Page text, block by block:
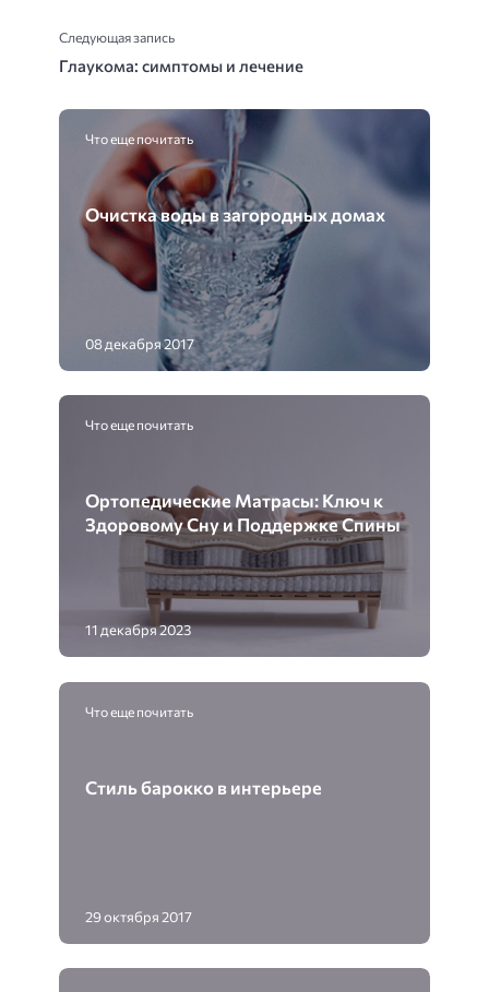
Следующая запись
Глаукома: симптомы и лечение
Что еще почитать
Очистка воды в загородных домах
08 декабря 2017
Что еще почитать
Ортопедические Матрасы: Ключ к
Здоровому Сну и Поддержке Спины
11 декабря 2023
Что еще почитать
Стиль барокко в интерьере
29 октября 2017